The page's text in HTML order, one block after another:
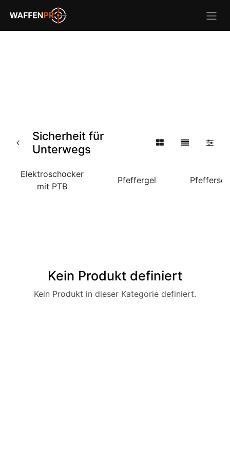
Sicherheit für
Unterwegs
Elektroschocker
mit PTB
Pfeffergel
Kein Produkt definiert
Kein Produkt in dieser Kategorie definiert.